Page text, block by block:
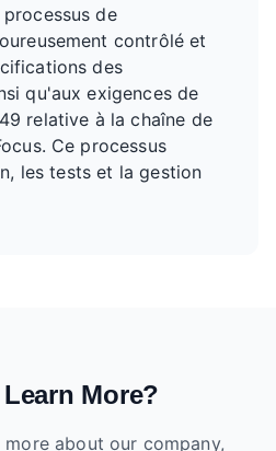
de
contrôlé et
des
qu'aux exigences de
relative à la chaîne de
Ce processus
les tests et la gestion
More?
about our company,